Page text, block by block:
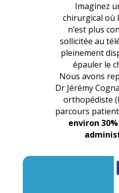
Imaginez
chirurgical où
n’est plus
sollicitée au
pleinement
épauler le
Nous avons
Dr Jérémy
orthopédiste
parcours patient
environ